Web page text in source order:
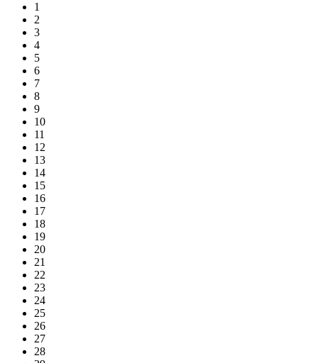
1
2
3
4
5
6
7
8
9
10
11
12
13
14
15
16
17
18
19
20
21
22
23
24
25
26
27
28